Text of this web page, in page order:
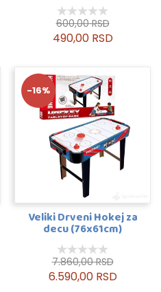
600,00 RSD
490,00 RSD
-16%
Veliki Drveni Hokej za
decu (76x61cm)
7.860,00 RSD
6.590,00 RSD